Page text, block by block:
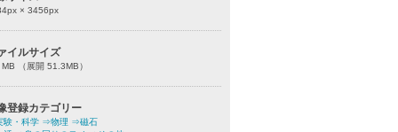
px × 3456px
イルサイズ
（展開 51.3MB）
登録カテゴリー
・科学 ⇒物理 ⇒磁石